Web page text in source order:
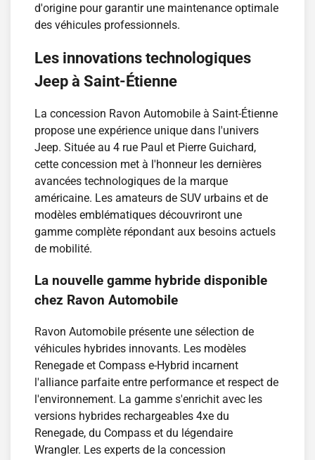
d'origine pour garantir une maintenance optimale
des véhicules professionnels.
Les innovations technologiques
Jeep à Saint-Étienne
La concession Ravon Automobile à Saint-Étienne
propose une expérience unique dans l'univers
Jeep. Située au 4 rue Paul et Pierre Guichard,
cette concession met à l'honneur les dernières
avancées technologiques de la marque
américaine. Les amateurs de SUV urbains et de
modèles emblématiques découvriront une
gamme complète répondant aux besoins actuels
de mobilité.
La nouvelle gamme hybride disponible
chez Ravon Automobile
Ravon Automobile présente une sélection de
véhicules hybrides innovants. Les modèles
Renegade et Compass e-Hybrid incarnent
l'alliance parfaite entre performance et respect de
l'environnement. La gamme s'enrichit avec les
versions hybrides rechargeables 4xe du
Renegade, du Compass et du légendaire
Wrangler. Les experts de la concession